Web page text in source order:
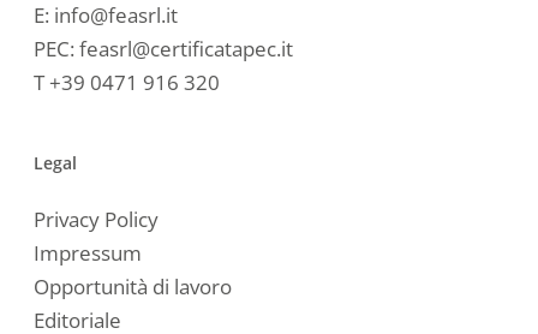
E: info@feasrl.it
PEC: feasrl@certificatapec.it
T+39 0471 916 320
Legal
Privacy Policy
Impressum
Opportunità di lavoro
Editoriale